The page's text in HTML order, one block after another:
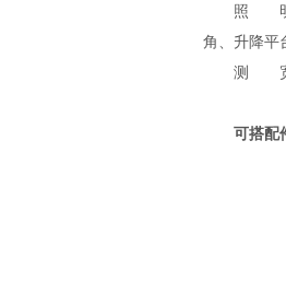
照 明
角、升降平
测 宽
可搭配